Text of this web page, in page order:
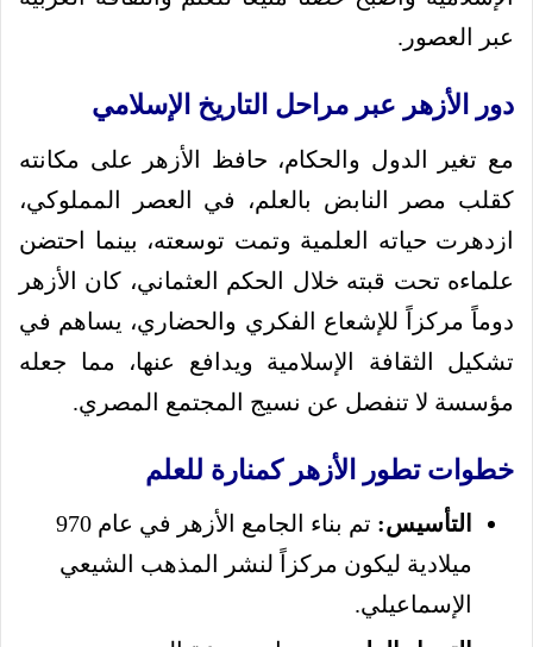
عبر العصور.
دور الأزهر عبر مراحل التاريخ الإسلامي
مع تغير الدول والحكام، حافظ الأزهر على مكانته
كقلب مصر النابض بالعلم، في العصر المملوكي،
ازدهرت حياته العلمية وتمت توسعته، بينما احتضن
علماءه تحت قبته خلال الحكم العثماني، كان الأزهر
دوماً مركزاً للإشعاع الفكري والحضاري، يساهم في
تشكيل الثقافة الإسلامية ويدافع عنها، مما جعله
مؤسسة لا تنفصل عن نسيج المجتمع المصري.
خطوات تطور الأزهر كمنارة للعلم
التأسيس:
تم بناء الجامع الأزهر في عام 970
ميلادية ليكون مركزاً لنشر المذهب الشيعي
الإسماعيلي.